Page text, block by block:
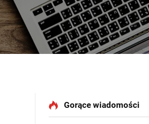
Gorące wiadomości